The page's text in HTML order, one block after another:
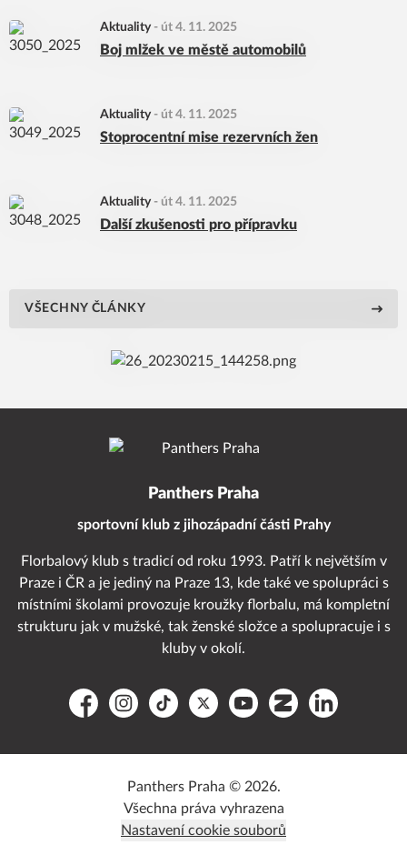
Aktuality - út 4. 11. 2025
Boj mlžek ve městě automobilů
Aktuality - út 4. 11. 2025
Stoprocentní mise rezervních žen
Aktuality - út 4. 11. 2025
Další zkušenosti pro přípravku
VŠECHNY ČLÁNKY
Panthers Praha
sportovní klub z jihozápadní části Prahy
Florbalový klub s tradicí od roku 1993. Patří k největším v
Praze i ČR a je jediný na Praze 13, kde také ve spolupráci s
místními školami provozuje kroužky florbalu, má kompletní
strukturu jak v mužské, tak ženské složce a spolupracuje i s
kluby v okolí.
FacebookInstagram
TikTok Platform XYouTubeZoneramaLinkedIn
Panthers Praha © 2026.
Všechna práva vyhrazena
Nastavení cookie souborů